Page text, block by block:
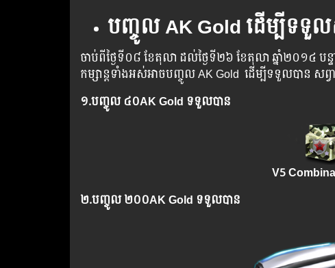
បញ្ចូលAK Gold ដើម្បីទទួល
ចាប់​ពី​ថ្ងៃ​ទី​​០៨ ខែតុលា ​ដល់​​​ថ្ងៃ​​ទី២៦ ខែតុលា ឆ្នាំ​២០១៤ បន្
កម្សាន្ដ​​ទាំង​​អស់​​អាច​​បញ្ចូល​ AK Gold ​​ ​ដើម្បី​​ទទួល​​បាន​ ​សព្
១.​បញ្ចូល៤០AK Gold ទទួលបាន
V5
២.​បញ្ចូល២០០AK Gold ទទួលបាន